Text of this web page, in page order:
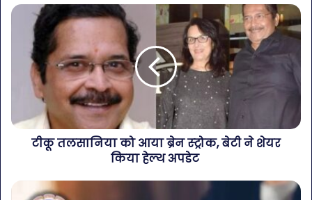
टीकू तलसानिया को आया ब्रेन स्ट्रोक, बेटी ने शेयर
किया हेल्थ अपडेट